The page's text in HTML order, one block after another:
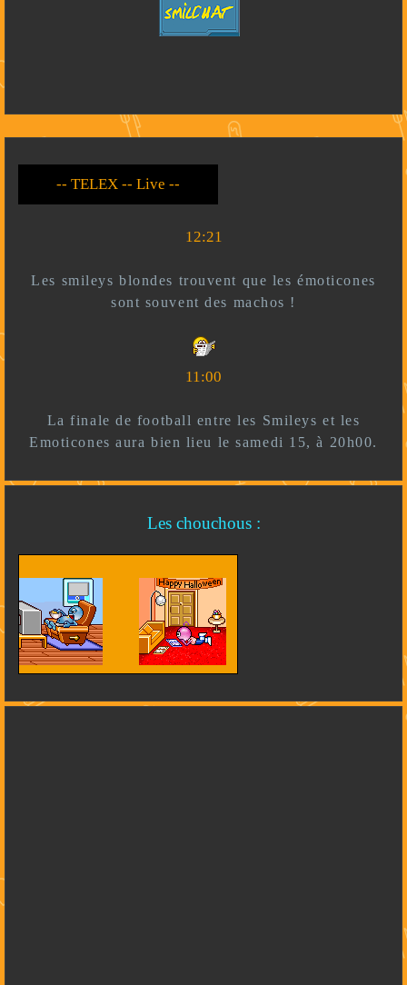
-- Live --- TELEX --
-- *)^^(* --
12:21
Les smileys blondes trouvent que les émoticones
sont souvent des machos !
11:00
La finale de football entre les Smileys et les
Emoticones aura bien lieu le samedi 15, à 20h00.
Les chouchous :